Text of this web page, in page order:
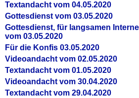
Textandacht vom 04.05.2020
Gottesdienst vom 03.05.2020
Gottesdienst, für langsamen
vom 03.05.2020
Für die Konfis 03.05.2020
Videoandacht vom 02.05.2020
Textandacht vom 01.05.2020
Videoandacht vom 30.04.2020
Textandacht vom 29.04.2020